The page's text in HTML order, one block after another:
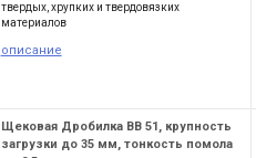
твердых, хрупких и твердовязких
материалов
описание
Щековая Дробилка ВВ 51, крупность
загрузки до 35 мм, тонкость помола